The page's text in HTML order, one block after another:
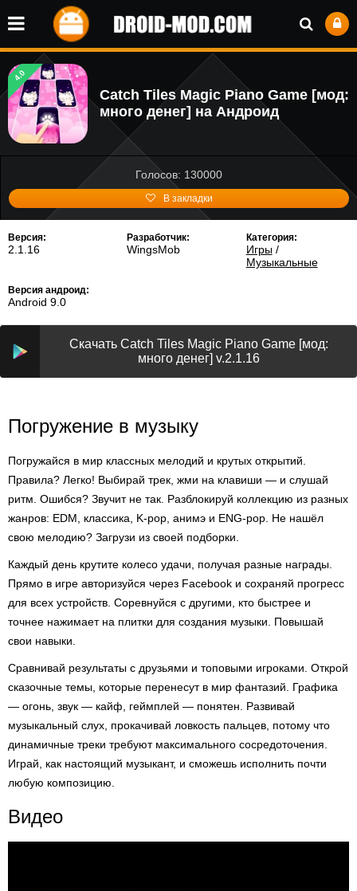
4.0
Catch Tiles Magic Piano Game [мод:
много денег] на Андроид
Голосов: 130000
В закладки
Версия:
2.1.16
Разработчик:
WingsMob
Категория:
Игры/
Музыкальные
Версия андроид:
Android 9.0
Скачать Catch Tiles Magic Piano Game [мод:
много денег] v.2.1.16
Погружение в музыку
Погружайся в мир классных мелодий и крутых открытий.
Правила? Легко! Выбирай трек, жми на клавиши — и слушай
ритм. Ошибся? Звучит не так. Разблокируй коллекцию из разных
жанров: EDM, классика, K-pop, анимэ и ENG-pop. Не нашёл
свою мелодию? Загрузи из своей подборки.
Каждый день крутите колесо удачи, получая разные награды.
Прямо в игре авторизуйся через Facebook и сохраняй прогресс
для всех устройств. Соревнуйся с другими, кто быстрее и
точнее нажимает на плитки для создания музыки. Повышай
свои навыки.
Сравнивай результаты с друзьями и топовыми игроками. Открой
сказочные темы, которые перенесут в мир фантазий. Графика
— огонь, звук — кайф, геймплей — понятен. Развивай
музыкальный слух, прокачивай ловкость пальцев, потому что
динамичные треки требуют максимального сосредоточения.
Играй, как настоящий музыкант, и сможешь исполнить почти
любую композицию.
Видео